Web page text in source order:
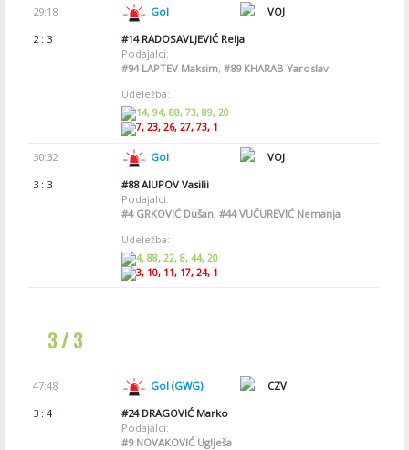
29:18 Gol
VOJ
2 : 3
#14RADOSAVLJEVIĆ Relja
Podajalci:
#94LAPTEV Maksim, #89KHARAB Yaroslav
Udeležba:
14, 94, 88, 73, 89, 20
7, 23, 26, 27, 73, 1
30:32 Gol
VOJ
3 : 3
#88AIUPOV Vasilii
Podajalci:
#4GRKOVIĆ Dušan, #44VUČUREVIĆ Nemanja
Udeležba:
4, 88, 22, 8, 44, 20
3, 10, 11, 17, 24, 1
3 / 3
47:48 Gol (GWG)
CZV
3 : 4
#24DRAGOVIĆ Marko
Podajalci:
#9NOVAKOVIĆ Uglješa